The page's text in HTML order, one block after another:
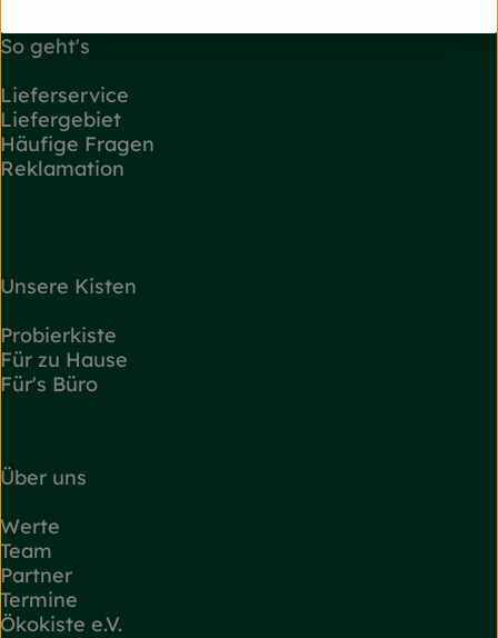
So geht's
Lieferservice
Liefergebiet
Häufige Fragen
Reklamation
Unsere Kisten
Probierkiste
Für zu Hause
Für's Büro
Über uns
Werte
Team
Partner
Termine
Ökokiste e.V.